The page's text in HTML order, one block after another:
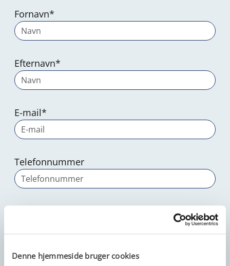
Denne hjemmeside bruger cookies
Fornavn*
Efternavn*
E-mail*
Telefonnummer